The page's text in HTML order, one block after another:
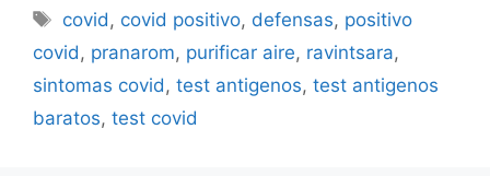
Etiquetas
covid, covid positivo, defensas, positivo
covid, pranarom, purificar aire, ravintsara,
sintomas covid, test antigenos, test antigenos
baratos, test covid